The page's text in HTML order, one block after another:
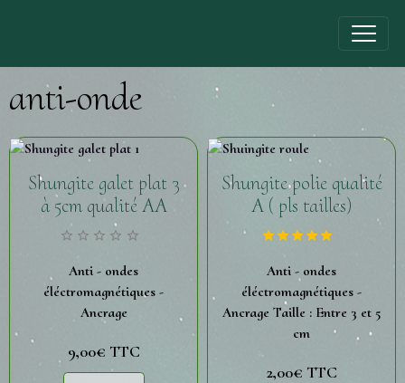
anti-onde
Shungite galet plat 3
à 5cm qualité AA
Anti - ondes
éléctromagnétiques -
Ancrage
9,00€ TTC
Shungite polie qualité
A ( pls tailles)
Anti - ondes
éléctromagnétiques -
Ancrage Taille : Entre 3 et 5
cm
2,00€ TTC